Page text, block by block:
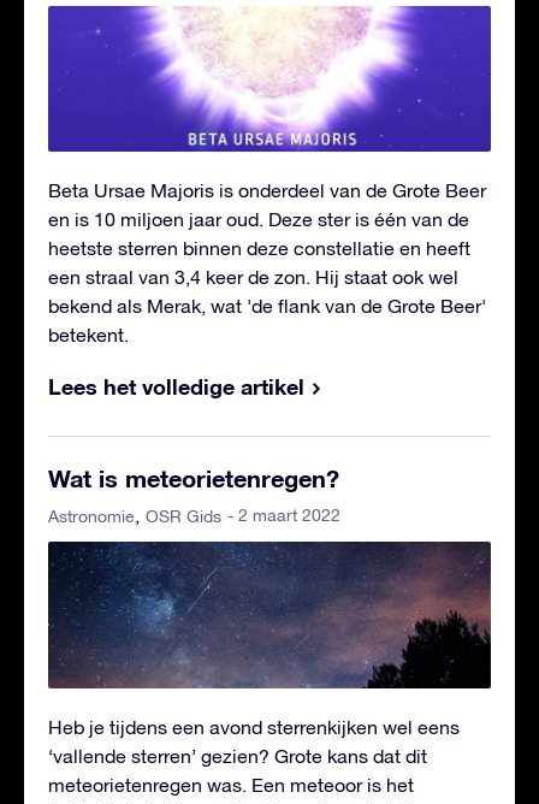
Beta Ursae Majoris is onderdeel van de Grote Beer
en is 10 miljoen jaar oud. Deze ster is één van de
heetste sterren binnen deze constellatie en heeft
een straal van 3,4 keer de zon. Hij staat ook wel
bekend als Merak, wat 'de flank van de Grote Beer'
betekent.
Lees het volledige artikel
Wat is meteorietenregen?
Astronomie OSR Gids - 2 maart 2022
Heb je tijdens een avond sterrenkijken wel eens
‘vallende sterren’ gezien? Grote kans dat dit
meteorietenregen was. Een meteoor is het